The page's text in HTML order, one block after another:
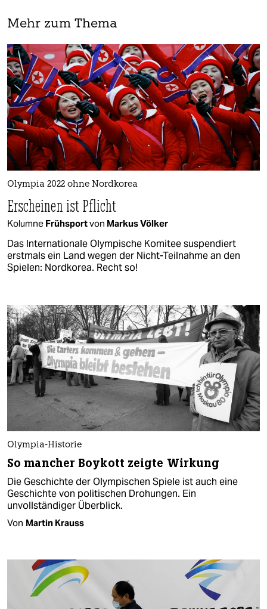
Mehr zum Thema
Olympia 2022 ohne Nordkorea
Erscheinen ist Pflicht
Kolumne Frühsportvon Markus Völker
Das Internationale Olympische Komitee suspendiert
erstmals ein Land wegen der Nicht-Teilnahme an den
Spielen: Nordkorea. Recht so!
Olympia-Historie
So mancher Boykott zeigte Wirkung
Die Geschichte der Olympischen Spiele ist auch eine
Geschichte von politischen Drohungen. Ein
unvollständiger Überblick.
Von Martin Krauss